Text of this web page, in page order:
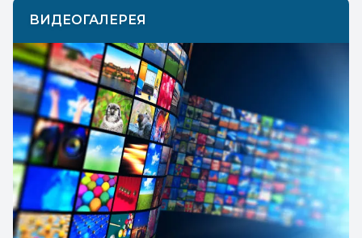
ВИДЕОГАЛЕРЕЯ